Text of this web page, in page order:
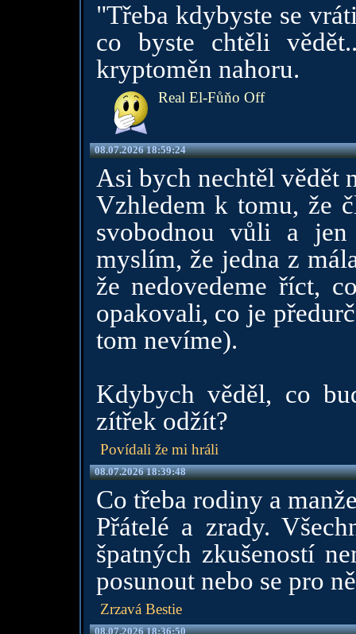
"Třeba kdybyste se
co byste chtěli
kryptoměn nahoru.
Real El-Fůňo Off
08.07.2026 18:59:24
Asi bych nechtěl vědět
Vzhledem k tomu, že
svobodnou vůli a
myslím, že jedna z
že nedovedeme říct,
opakovali, co je
tom nevíme).
Kdybych věděl, co
zítřek odžít?
Povídali že mi hráli
08.07.2026 18:39:48
Co třeba rodiny a
Přátelé a zrady.
špatných zkušeností
posunout nebo se pro
Zrzavá Bestie
08.07.2026 18:36:50